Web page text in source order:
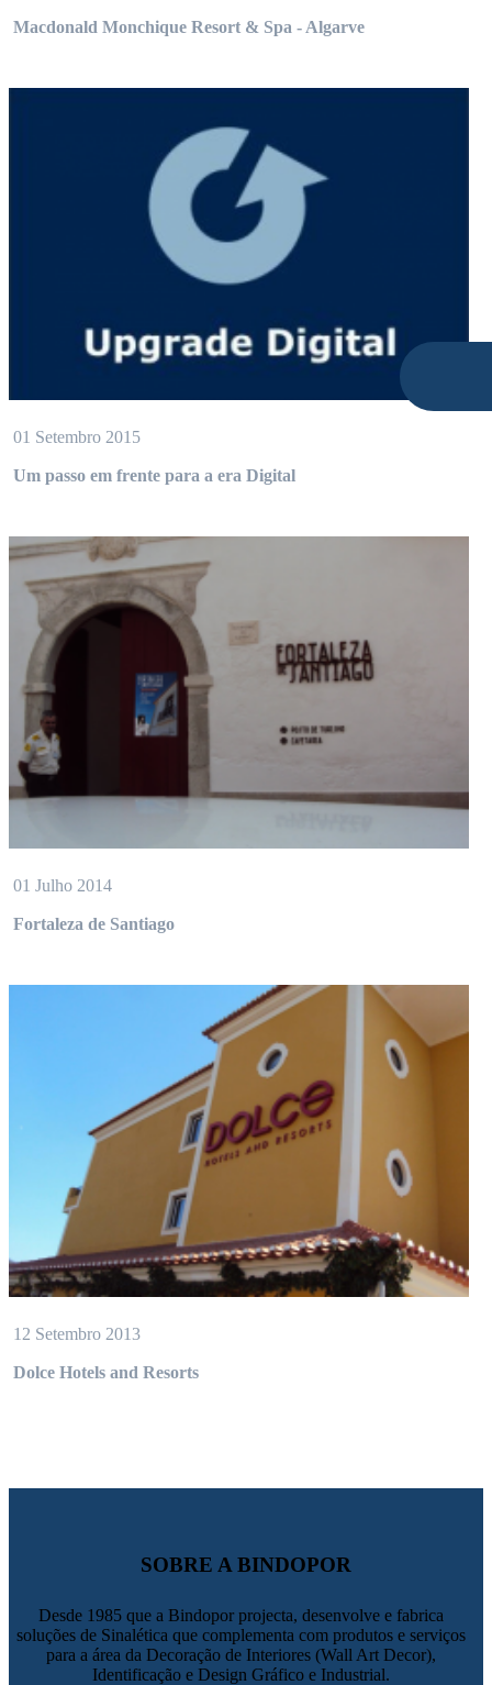
Macdonald Monchique Resort & Spa - Algarve
01 Setembro 2015
Um passo em frente para a era Digital
01 Julho 2014
Fortaleza de Santiago
12 Setembro 2013
Dolce Hotels and Resorts
SOBRE A BINDOPOR
Desde 1985 que a Bindopor projecta, desenvolve e fabrica
soluções de Sinalética que complementa com produtos e serviços
para a área da Decoração de Interiores (Wall Art Decor),
Identificação e Design Gráfico e Industrial.